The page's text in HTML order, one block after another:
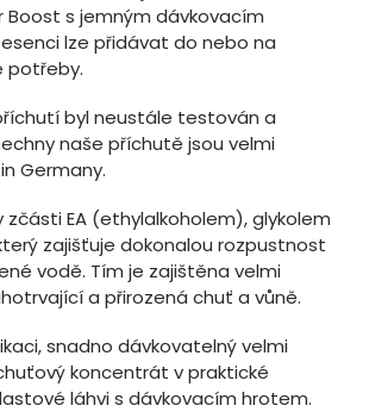
Boost s jemným dávkovacím
lze přidávat do nebo na
potřeby.
byl neustále testován a
naše příchutě jsou velmi
Germany.
zčásti EA (ethylalkoholem), glykolem
zajišťuje dokonalou rozpustnost
vodě. Tím je zajištěna velmi
a přirozená chuť a vůně.
snadno dávkovatelný velmi
koncentrát v praktické
láhvi s dávkovacím hrotem.